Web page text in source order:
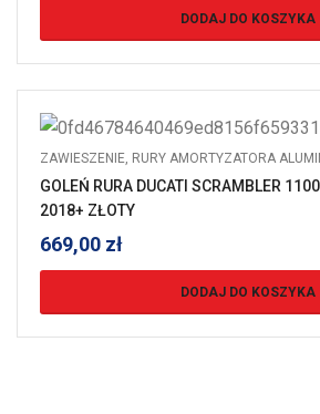
DODAJ DO KOSZYKA
ZAWIESZENIE RURY AMORTYZATORA
GOLEŃ RURA DUCATI SCRAMBLER
2018+ ZŁOTY
669,00 zł
DODAJ DO KOSZYKA